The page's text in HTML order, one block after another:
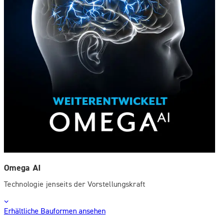
Omega AI
Technologie jenseits der Vorstellungskraft
Erhältliche Bauformen ansehen